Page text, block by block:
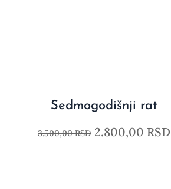
Sedmogodišnji rat
3.500,00RSD 2.800,00 RSD